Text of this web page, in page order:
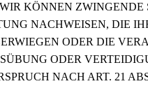
KÖNNEN ZWINGENDE
NACHWEISEN, DIE
ODER DIE
ODER
NACH ART. 21